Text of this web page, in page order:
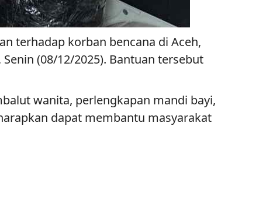
terhadap korban bencana di Aceh,
(08/12/2025). Bantuan tersebut
wanita, perlengkapan mandi bayi,
dapat membantu masyarakat